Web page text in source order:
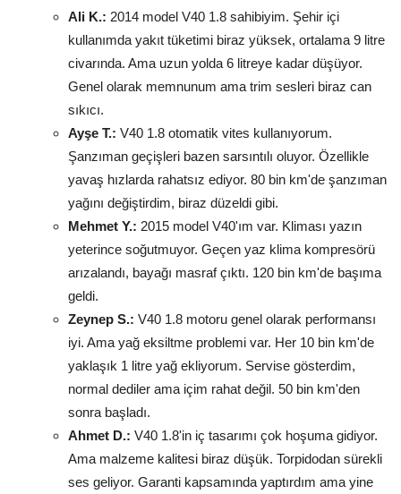
Ali K.: 2014 model V40 1.8 sahibiyim. Şehir içi
kullanımda yakıt tüketimi biraz yüksek, ortalama 9 litre
civarında. Ama uzun yolda 6 litreye kadar düşüyor.
Genel olarak memnunum ama trim sesleri biraz can
sıkıcı.
Ayşe T.: V40 1.8 otomatik vites kullanıyorum.
Şanzıman geçişleri bazen sarsıntılı oluyor. Özellikle
yavaş hızlarda rahatsız ediyor. 80 bin km'de şanzıman
yağını değiştirdim, biraz düzeldi gibi.
Mehmet Y.: 2015 model V40'ım var. Kliması yazın
yeterince soğutmuyor. Geçen yaz klima kompresörü
arızalandı, bayağı masraf çıktı. 120 bin km'de başıma
geldi.
Zeynep S.: V40 1.8 motoru genel olarak performansı
iyi. Ama yağ eksiltme problemi var. Her 10 bin km'de
yaklaşık 1 litre yağ ekliyorum. Servise gösterdim,
normal dediler ama içim rahat değil. 50 bin km'den
sonra başladı.
Ahmet D.: V40 1.8'in iç tasarımı çok hoşuma gidiyor.
Ama malzeme kalitesi biraz düşük. Torpidodan sürekli
ses geliyor. Garanti kapsamında yaptırdım ama yine